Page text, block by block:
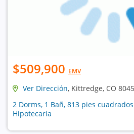
$509,900 EMV
Ver Dirección, Kittredge, CO
2 Dorms, 1 Bañ, 813 pies
Hipotecaria